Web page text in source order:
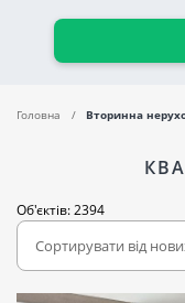
Головна Вторинна
Об'єктів: 2394